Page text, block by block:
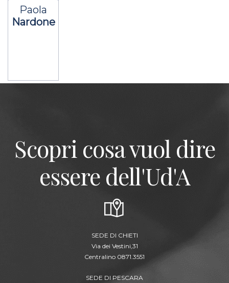
Paola
Nardone
Scopri cosa vuol dire
essere dell'Ud'A
SEDE DI CHIETI
Via dei Vestini,31
Centralino 0871.3551
SEDE DI PESCARA